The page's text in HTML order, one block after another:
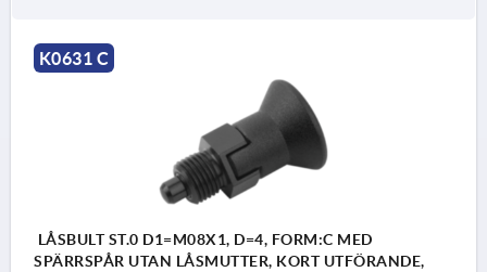
K0631 C
LÅSBULT ST.0 D1=M08X1, D=4, FORM:C MED
SPÄRRSPÅR UTAN LÅSMUTTER, KORT UTFÖRANDE,